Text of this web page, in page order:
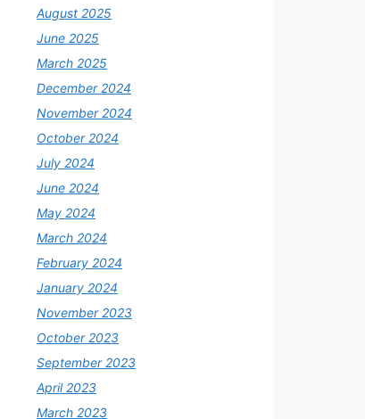
August 2025
June 2025
March 2025
December 2024
November 2024
October 2024
July 2024
June 2024
May 2024
March 2024
February 2024
January 2024
November 2023
October 2023
September 2023
April 2023
March 2023